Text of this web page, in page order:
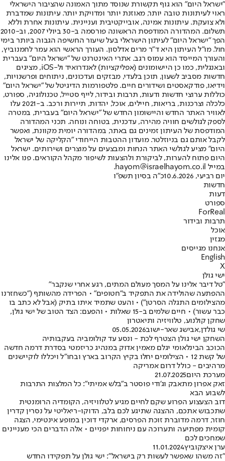
"ישראל היום" הוא גוף תקשורת שנוסד מתוך האמונה שהציבור הישראלי
ראוי לעיתונות טובה יותר, מאוזנת יותר ומדויקת יותר. עיתונות שמדברת
ולא צועקת. עיתונות אמינה, אובייקטיבית ועניינית. עיתונות אחרת וללא
תשלום. המהדורה המודפסת הראשונה פורסמה ב-30 ביולי 2007, וב-2010
הפך "ישראל היום" לעיתון הישראלי בעל שיעור החשיפה הגבוה ביותר בימי
חול. מו"ל העיתון היא ד"ר מרים אדלסון. העורך הראשי הוא עמר לחמנוביץ,
והעורך המייסד הוא עמוס רגב. אתרי האינטרנט של "ישראל היום" בעברית
ובאנגלית, כמו כן היישומונים (אפליקציות) לאנדרואיד ול-iOS, מציגים
חדשות מסביב לשעון, תוכן בלעדי, מבזקים ועדכונים, ניתוחים ופרשנויות,
וידיאו, פודקאסטים ושידורים חיים. פלטפורמות הדיגיטל של "ישראל היום"
כוללות ערוצי חדשות ודעות, תרבות ובידור, לייף סטייל, טכנולוגיה, ספורט,
כלכלה וצרכנות, בריאות, חיילים, אוכל, יהדות, תיירות ורכב. ב-2021 עלו
לאוויר האתר החדש והיישומון החדש של "ישראל היום" בעברית, במטרה
לספק לגולשים חוויה מהירה, עדכנית, בטוחה ונוחה. תכני המהדורה
המודפסת של העיתון זמינים גם באתר, במהדורה יומית מקוונת, ואפשר
לקבל אותם גם בניוזלטר. מועדון ההטבות הייחודי "הקליקה של ישראל
היום" מציע לגולשי האתר הנחות ומבצעים על מוצרים ושירותים. ישראל
היום פתוח להערות, לביקורת ולהצעות לשיפור מקהל הקוראים. פנו אלינו
במייל hayom@israelhayom.co.il.
יום רביעי, 10.6.2026
כ"ה בסיון תשפ"ו
חדשות
דעות
ספורט
ForReal
תרבות ובידור
אוכל
מגזין
אנחנו מגייסים
English
X
ישי גולן
"טל דיבר אלינו על המסך מעולם המתים, רגע אחרי שנקבר"
ההפתעה שהולידה את התפקיד ב"חטופים" • הפרידה מהשותף ("כשחזרנו
מהצילומים התגלה הסרטן") • והעט שתמיד איתו בתיק (אבל לא כתב בו
כבר עשור) • חיים שלמים ב-15 שאלות • והפעם: הצד הטוב של ישי גולן,
שחקן קולנוע, טלוויזיה ותיאטרון
שי גולדן,אבישג שאר-ישוב05.05.2026
השחקן ישי גולן הצטרף לכת - ונסע עד קולומביה בעקבותיה
הכוכב הבינלאומי יגלם מאמין אדוק במנהיג כריזמטי בסדרת דרמה חדשה
של קשת 12 • הצילומים יחלו בקיץ הקרוב בארץ ובחו"ל ויכללו לוקיישנים
מרהיבים - כולל דרום אמריקה
מערכת היום21.07.2025
זאק אפרון מתאבק וג'ודי פוסטר ב"בלש אמיתי": כל המלצות התרבות
לשבוע הבא
דוב הצעצוע הפרוע שקם לחיים מגיע לטלוויזיה, הקומדיה הרומנטית
שתכבוש אתכם, ההצגה שתיגע לכם בלב, הדוקו-ריאליטי על נסרין קדרין
חוזר, דרמה מדוברת זוכת הפרסים, ארקדי דוכין במופע אינטימי, הצגה
קומית מפתיעה ותערוכה עם ניחוחות יפניים • אלה הדברים הכי מעניינים
שמחכים לכם
ערן איצקוביץ11.01.2024
"זה משהו שאפשר לעשות רק בישראל": ישי גולן על תפקידו החדש